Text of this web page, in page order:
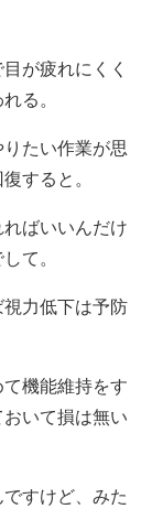
が疲れにくく
る。
たい作業が思
すると。
ばいいんだけ
て。
力低下は予防
機能維持をす
いて損は無い
すけど、みた